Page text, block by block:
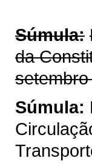
Súmula:
da
Súmula: